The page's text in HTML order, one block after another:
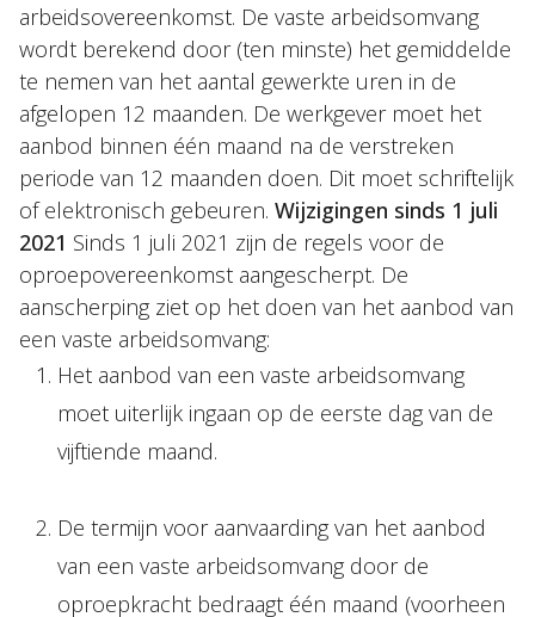
arbeidsovereenkomst. De vaste arbeidsomvang
wordt berekend door (ten minste) het gemiddelde
te nemen van het aantal gewerkte uren in de
afgelopen 12 maanden. De werkgever moet het
aanbod binnen één maand na de verstreken
periode van 12 maanden doen. Dit moet schriftelijk
of elektronisch gebeuren. Wijzigingen sinds 1 juli
2021 Sinds 1 juli 2021 zijn de regels voor de
oproepovereenkomst aangescherpt. De
aanscherping ziet op het doen van het aanbod van
een vaste arbeidsomvang:
Het aanbod van een vaste arbeidsomvang
moet uiterlijk ingaan op de eerste dag van de
vijftiende maand.
De termijn voor aanvaarding van het aanbod
van een vaste arbeidsomvang door de
oproepkracht bedraagt één maand (voorheen